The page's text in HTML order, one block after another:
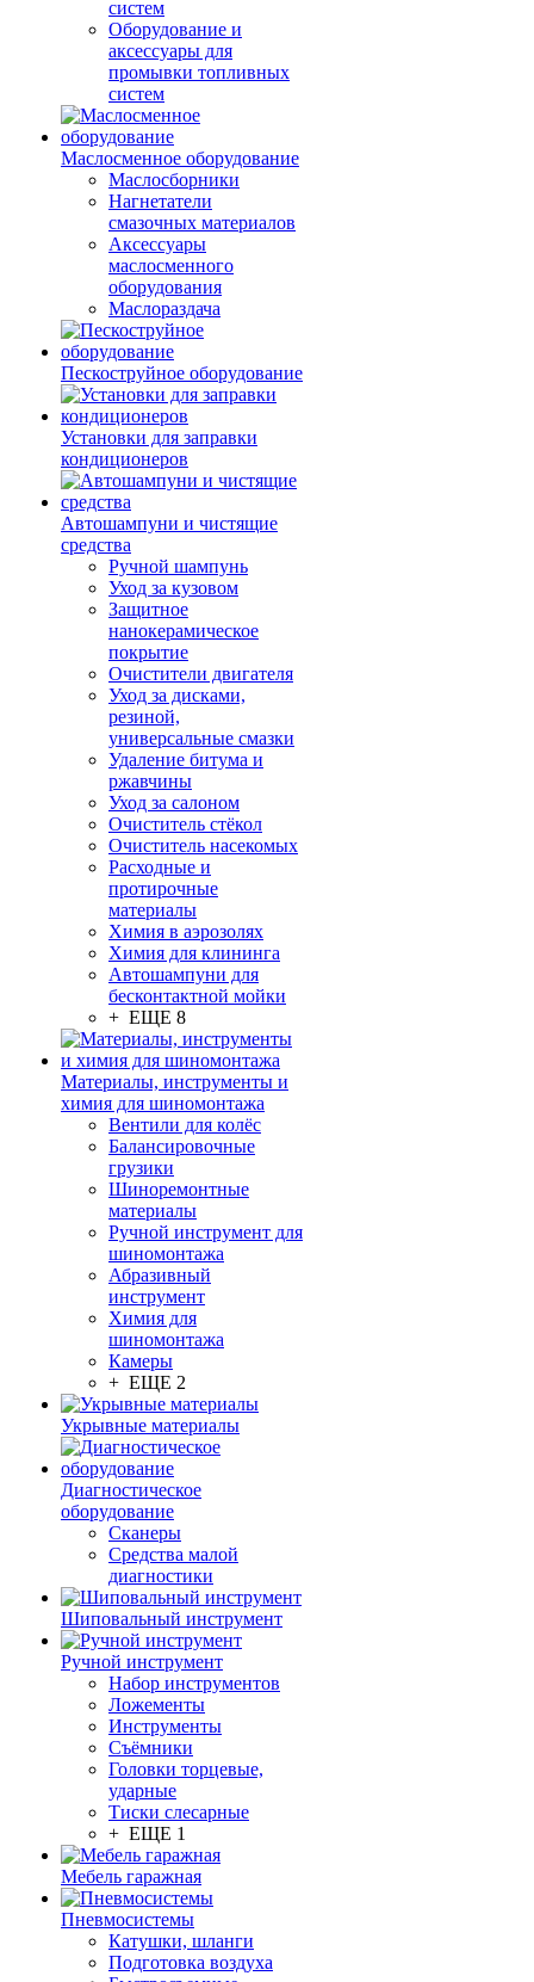
систем
Оборудование и
аксессуары для
промывки топливных
систем
Маслосменное оборудование
Маслосборники
Нагнетатели
смазочных материалов
Аксессуары
маслосменного
оборудования
Маслораздача
Пескоструйное оборудование
Установки для заправки
кондиционеров
Автошампуни и чистящие
средства
Ручной шампунь
Уход за кузовом
Защитное
нанокерамическое
покрытие
Очистители двигателя
Уход за дисками,
резиной,
универсальные смазки
Удаление битума и
ржавчины
Уход за салоном
Очиститель стёкол
Очиститель насекомых
Расходные и
протирочные
материалы
Химия в аэрозолях
Химия для клининга
Автошампуни для
бесконтактной мойки
+ ЕЩЕ 8
Материалы, инструменты и
химия для шиномонтажа
Вентили для колёс
Балансировочные
грузики
Шиноремонтные
материалы
Ручной инструмент для
шиномонтажа
Абразивный
инструмент
Химия для
шиномонтажа
Камеры
+ ЕЩЕ 2
Укрывные материалы
Диагностическое
оборудование
Сканеры
Средства малой
диагностики
Шиповальный инструмент
Ручной инструмент
Набор инструментов
Ложементы
Инструменты
Съёмники
Головки торцевые,
ударные
Тиски слесарные
+ ЕЩЕ 1
Мебель гаражная
Пневмосистемы
Катушки, шланги
Подготовка воздуха